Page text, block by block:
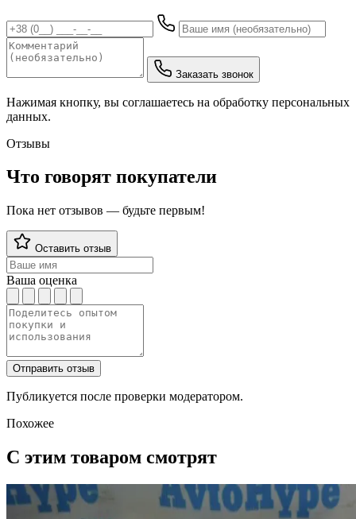
Заказать звонок
Нажимая кнопку, вы соглашаетесь на обработку персональных
данных.
Отзывы
Что говорят покупатели
Пока нет отзывов — будьте первым!
Оставить отзыв
Ваша оценка
Отправить отзыв
Публикуется после проверки модератором.
Похожее
С этим товаром смотрят